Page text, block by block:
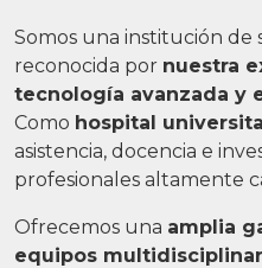
Somos una institución de
reconocida por nuestra
tecnología avanzada y
Como hospital
asistencia, docencia e
profesionales altamente
Ofrecemos una amplia
equipos